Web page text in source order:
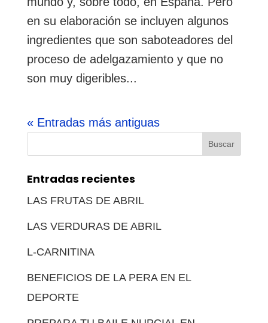
en su elaboración se incluyen algunos
ingredientes que son saboteadores del
proceso de adelgazamiento y que no
son muy digeribles...
« Entradas más antiguas
Entradas recientes
LAS FRUTAS DE ABRIL
LAS VERDURAS DE ABRIL
L-CARNITINA
BENEFICIOS DE LA PERA EN EL
DEPORTE